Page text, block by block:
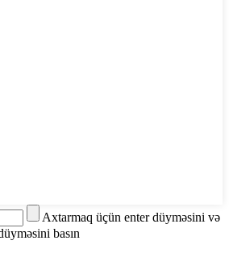
Axtarmaq üçün enter düyməsini və
basın